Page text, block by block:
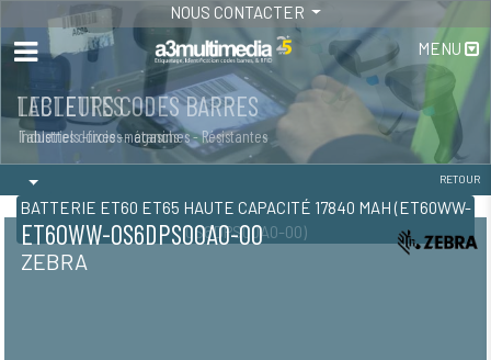
NOUS CONTACTER
MENU
LECTEURS CODES BARRES
Industriels -fixes -magasins
TABLETTES
Tablettes durcies - étanches - Résistantes
BATTERIE ET60 ET65 HAUTE CAPACITÉ 17840 MAH (ET60WW-
0S6DPS00A0-00)
RETOUR
ET60WW-0S6DPS00A0-00
ZEBRA